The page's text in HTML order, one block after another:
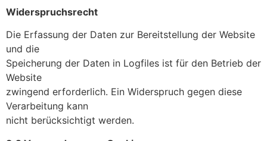
Widerspruchsrecht
Die Erfassung der Daten zur Bereitstellung der Website
und die
Speicherung der Daten in Logfiles ist für den Betrieb der
Website
zwingend erforderlich. Ein Widerspruch gegen diese
Verarbeitung kann
nicht berücksichtigt werden.